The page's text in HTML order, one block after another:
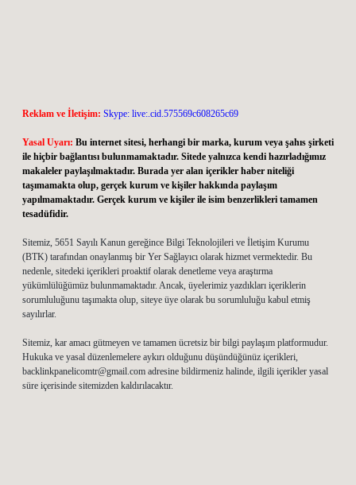
Reklam ve İletişim: Skype: live:.cid.575569c608265c69
Yasal Uyarı: Bu internet sitesi, herhangi bir marka, kurum veya şahıs şirketi
ile hiçbir bağlantısı bulunmamaktadır. Sitede yalnızca kendi hazırladığımız
makaleler paylaşılmaktadır. Burada yer alan içerikler haber niteliği
taşımamakta olup, gerçek kurum ve kişiler hakkında paylaşım
yapılmamaktadır. Gerçek kurum ve kişiler ile isim benzerlikleri tamamen
tesadüfidir.
Sitemiz, 5651 Sayılı Kanun gereğince Bilgi Teknolojileri ve İletişim Kurumu
(BTK) tarafından onaylanmış bir Yer Sağlayıcı olarak hizmet vermektedir. Bu
nedenle, sitedeki içerikleri proaktif olarak denetleme veya araştırma
yükümlülüğümüz bulunmamaktadır. Ancak, üyelerimiz yazdıkları içeriklerin
sorumluluğunu taşımakta olup, siteye üye olarak bu sorumluluğu kabul etmiş
sayılırlar.
Sitemiz, kar amacı gütmeyen ve tamamen ücretsiz bir bilgi paylaşım platformudur.
Hukuka ve yasal düzenlemelere aykırı olduğunu düşündüğünüz içerikleri,
backlinkpanelicomtr@gmail.com adresine bildirmeniz halinde, ilgili içerikler yasal
süre içerisinde sitemizden kaldırılacaktır.